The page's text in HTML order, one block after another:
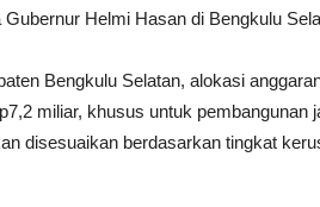
Gubernur Helmi Hasan di Bengkulu
Bengkulu Selatan, alokasi
miliar, khusus untuk pembangunan
disesuaikan berdasarkan tingkat